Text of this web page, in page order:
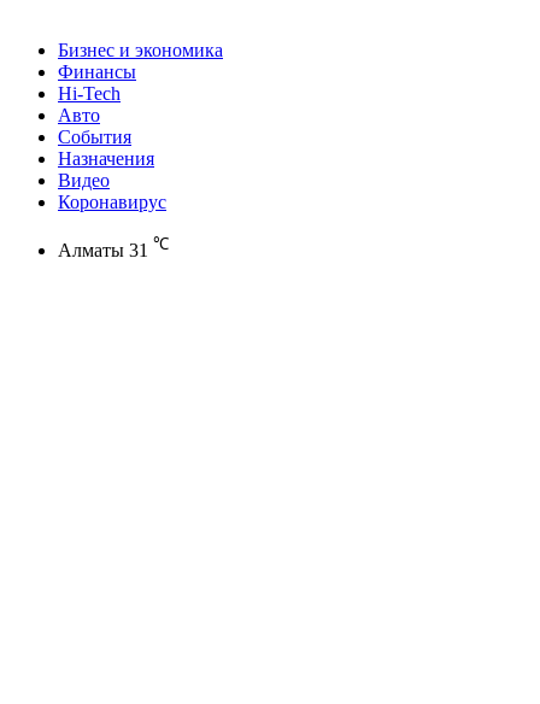
Бизнес и экономика
Финансы
Hi-Tech
Авто
События
Назначения
Видео
Коронавирус
Алматы 31 ℃